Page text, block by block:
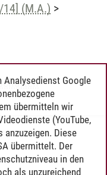
14] (M.A.) >
Analysedienst Google
übermitteln wir
(YouTube,
anzuzeigen. Diese
übermittelt. Der
in den
als unzureichend